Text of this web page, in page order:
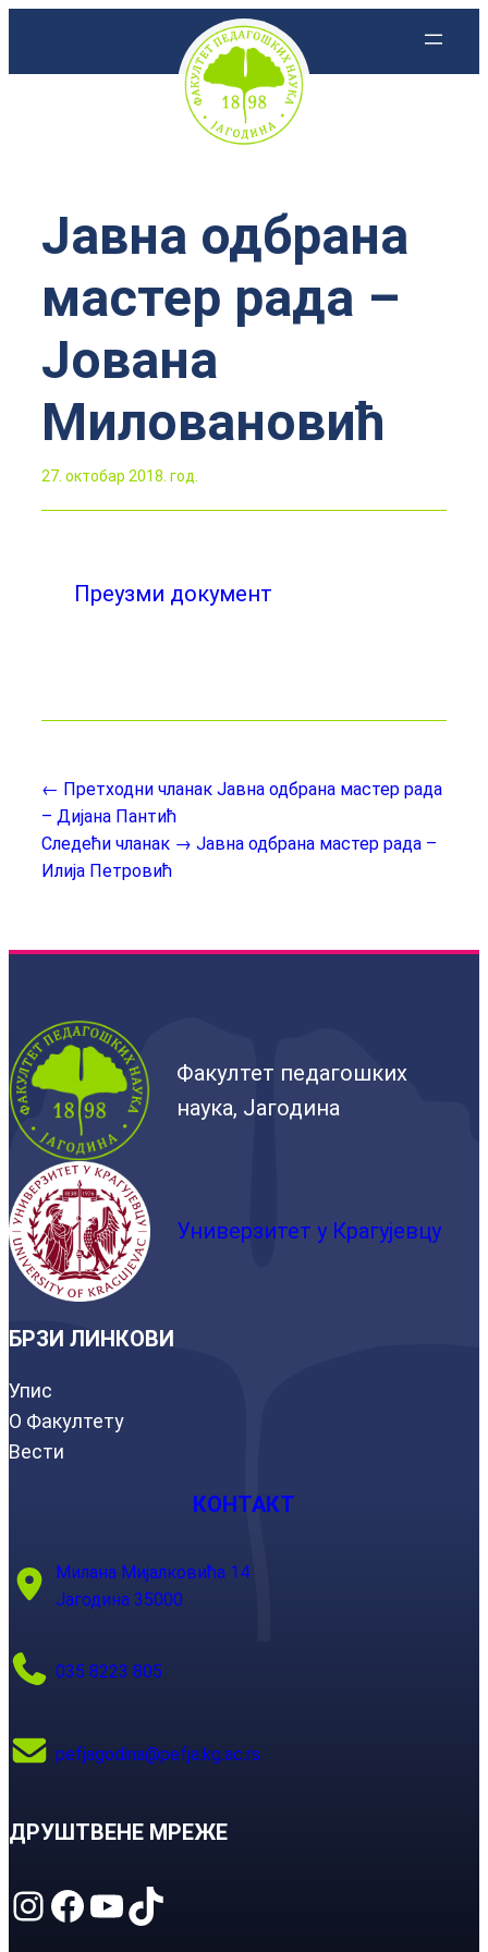
Јавна одбрана
мастер рада –
Јована
Миловановић
27. октобар 2018. год.
Преузми документ
← Претходни чланак Јавна одбрана мастер рада
– Дијана Пантић
Следећи чланак → Јавна одбрана мастер рада –
Илија Петровић
Факултет педагошких
наука, Јагодина
Универзитет у Крагујевцу
БРЗИ ЛИНКОВИ
Упис
О Факултету
Вести
КОНТАКТ
Милана Мијалковића 14
Јагодина 35000
035 8223 805
pefjagodina@pefja.kg.ac.rs
ДРУШТВЕНЕ МРЕЖЕ
Instagram Facebook YouTube TikTok